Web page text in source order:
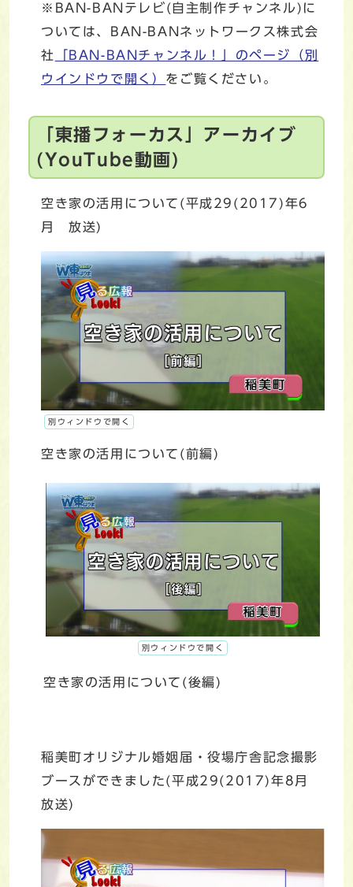
※BAN-BANテレビ(自主制作チャンネル)に
ついては、BAN-BANネットワークス株式会
社
「BAN-BANチャンネル！」のページ
（別
ウインドウで開く） をご覧ください。
「東播フォーカス」アーカイブ
(YouTube動画)
空き家の活用について(平成29(2017)年6
月 放送)
別ウィンドウで開く
空き家の活用について(前編)
別ウィンドウで開く
空き家の活用について(後編)
稲美町オリジナル婚姻届・役場庁舎記念撮影
ブースができました(平成29(2017)年8月
放送)